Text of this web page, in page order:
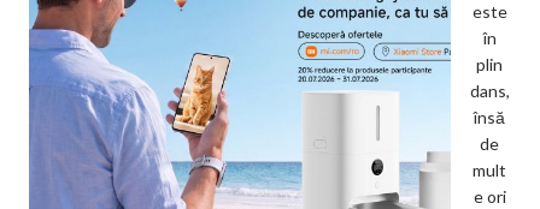
este
în
plin
dans,
însă
de
mult
e ori